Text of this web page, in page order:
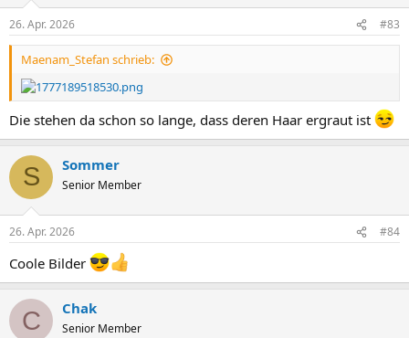
n
e
n
26. Apr. 2026 #83
Maenam_Stefan schrieb:
Die stehen da schon so lange, dass deren Haar ergraut ist
S Sommer
Senior Member
26. Apr. 2026 #84
Coole Bilder
C Chak
Senior Member